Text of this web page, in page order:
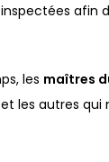
afin
les maîtres
les autres qui